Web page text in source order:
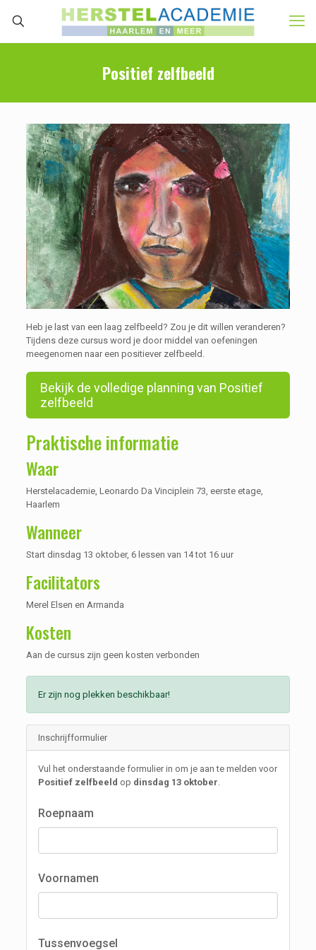
Positief zelfbeeld
Heb je last van een laag zelfbeeld? Zou je dit willen veranderen?
Tijdens deze cursus word je door middel van oefeningen
meegenomen naar een positiever zelfbeeld.
Bekijk de volledige planning van Positief
zelfbeeld
Praktische informatie
Waar
Herstelacademie, Leonardo Da Vinciplein 73, eerste etage,
Haarlem
Wanneer
Start dinsdag 13 oktober, 6 lessen van 14 tot 16 uur
Facilitators
Merel Elsen en Armanda
Kosten
Aan de cursus zijn geen kosten verbonden
Er zijn nog plekken beschikbaar!
Inschrijfformulier
Vul het onderstaande formulier in om je aan te melden voor
Positief zelfbeeld op dinsdag 13 oktober
Roepnaam
Voornamen
Tussenvoegsel